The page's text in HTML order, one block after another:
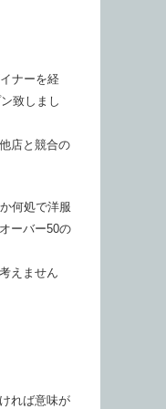
ナーを経
致しまし
店と競合の
何処で洋服
ーバー50の
えません
れば意味が